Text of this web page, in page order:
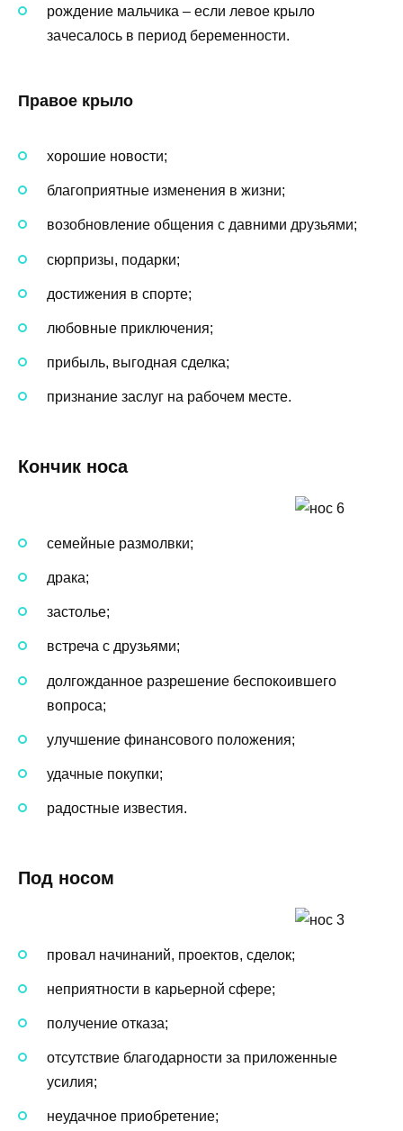
рождение мальчика – если левое крыло
зачесалось в период беременности.
Правое крыло
хорошие новости;
благоприятные изменения в жизни;
возобновление общения с давними друзьями;
сюрпризы, подарки;
достижения в спорте;
любовные приключения;
прибыль, выгодная сделка;
признание заслуг на рабочем месте.
Кончик носа
семейные размолвки;
драка;
застолье;
встреча с друзьями;
долгожданное разрешение беспокоившего
вопроса;
улучшение финансового положения;
удачные покупки;
радостные известия.
Под носом
провал начинаний, проектов, сделок;
неприятности в карьерной сфере;
получение отказа;
отсутствие благодарности за приложенные
усилия;
неудачное приобретение;